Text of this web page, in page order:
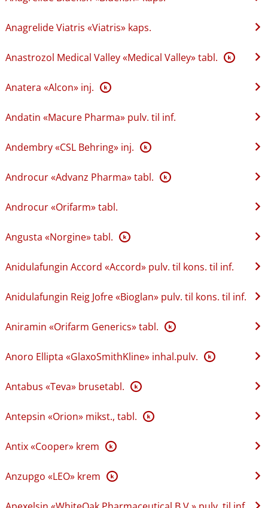
Anagrelide Viatris «Viatris» kaps.
Anastrozol Medical Valley «Medical Valley» tabl. K
Anatera «Alcon» inj. K
Andatin «Macure Pharma» pulv. til inf.
Andembry «CSL Behring» inj. K
Androcur «Advanz Pharma» tabl. K
Androcur «Orifarm» tabl.
Angusta «Norgine» tabl. K
Anidulafungin Accord «Accord» pulv. til kons. til inf.
Anidulafungin Reig Jofre «Bioglan» pulv. til kons. til inf.
Aniramin «Orifarm Generics» tabl. K
Anoro Ellipta «GlaxoSmithKline» inhal.pulv. K
Antabus «Teva» brusetabl. K
Antepsin «Orion» mikst., tabl. K
Antix «Cooper» krem K
Anzupgo «LEO» krem K